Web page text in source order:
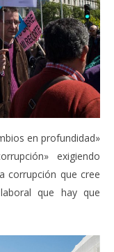
en profundidad»
exigiendo
corrupción que cree
que hay que